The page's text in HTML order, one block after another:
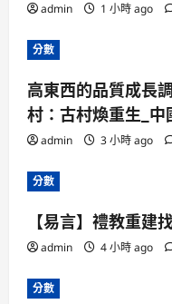
admin 1 小時 ago
分數
高東西的品質成長
村：古村煥重生_中
admin 3 小時 ago
分數
【易言】禮教重建
admin 4 小時 ago
分數